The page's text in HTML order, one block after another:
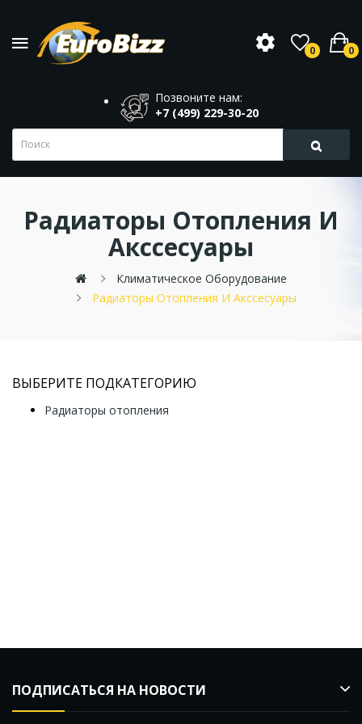
0 0
Позвоните нам:
+7 (499) 229-30-20
Радиаторы Отопления И
Акссесуары
Климатическое Оборудование
Радиаторы Отопления И Акссесуары
ВЫБЕРИТЕ ПОДКАТЕГОРИЮ
Радиаторы отопления
ПОДПИСАТЬСЯ НА НОВОСТИ